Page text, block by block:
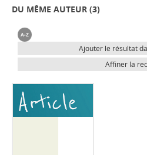
DU MÊME AUTEUR (3)
Ajouter le résultat
Affiner la